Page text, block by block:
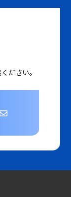
ださい。